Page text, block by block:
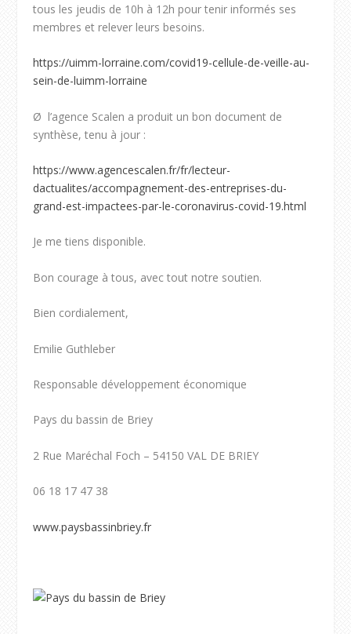
tous les jeudis de 10h à 12h pour tenir informés ses
membres et relever leurs besoins.
https://uimm-lorraine.com/covid19-cellule-de-veille-au-
sein-de-luimm-lorraine
Ø l’agence Scalen a produit un bon document de
synthèse, tenu à jour :
https://www.agencescalen.fr/fr/lecteur-
dactualites/accompagnement-des-entreprises-du-
grand-est-impactees-par-le-coronavirus-covid-19.html
Je me tiens disponible.
Bon courage à tous, avec tout notre soutien.
Bien cordialement,
Emilie Guthleber
Responsable développement économique
Pays du bassin de Briey
2 Rue Maréchal Foch – 54150 VAL DE BRIEY
06 18 17 47 38
www.paysbassinbriey.fr